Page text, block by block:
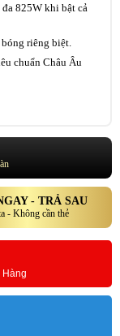
825W khi bật cả
riêng biệt.
chuẩn Châu Âu
- TRẢ SAU
- Không cần thẻ
Hàng